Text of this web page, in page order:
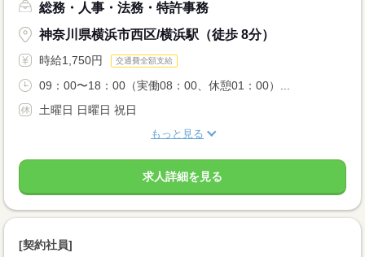
総務・人事・法務・特許事務
神奈川県横浜市西区/横浜駅（徒歩 8分）
時給1,750円 交通費全額支給
09：00〜18：00（実働08：00、休憩01：00）...
土曜日 日曜日 祝日
もっと見る
求人詳細を見る
[契約社員]